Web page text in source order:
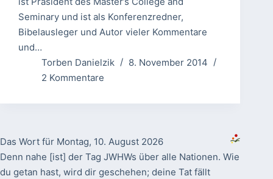
Seminary und ist als Konferenzredner,
Bibelausleger und Autor vieler Kommentare
und…
Torben Danielzik
8. November 2014
2 Kommentare
Das Wort für Montag, 10. August 2026
Denn nahe [ist] der Tag JWHWs über alle Nationen. Wie
du getan hast, wird dir geschehen; deine Tat fällt